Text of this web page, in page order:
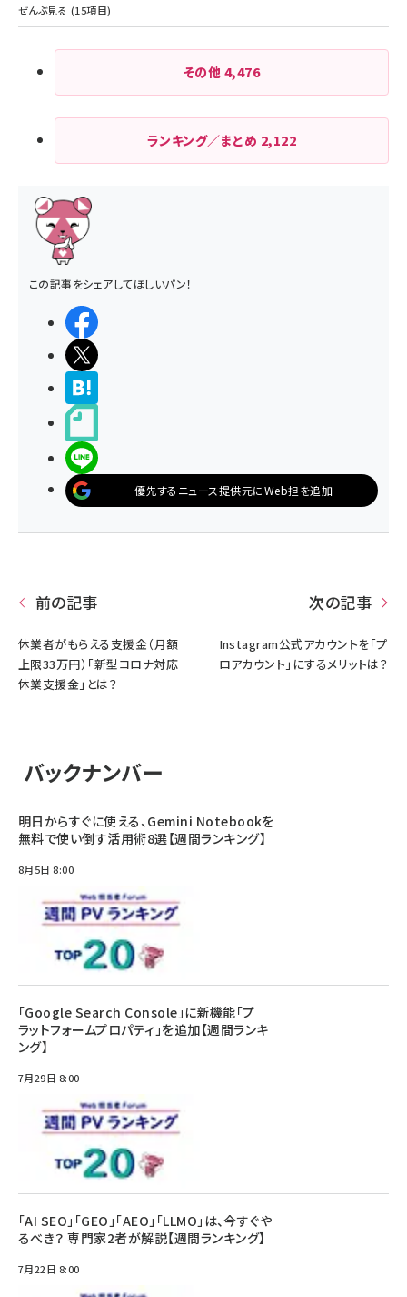
その他 4,476
ランキング／まとめ 2,122
この記事をシェアしてほしいパン！
優先するニュース提供元にWeb担を追加
前の記事
休業者がもらえる支援金（月額
上限33万円）「新型コロナ対応
休業支援金」とは？
次の記事
Instagram公式アカウントを「プ
ロアカウント」にするメリットは？
バックナンバー
明日からすぐに使える、Gemini Notebookを
無料で使い倒す活用術8選【週間ランキング】
8月5日 8:00
「Google Search Console」に新機能「プ
ラットフォームプロパティ」を追加【週間ランキ
ング】
7月29日 8:00
「AI SEO」「GEO」「AEO」「LLMO」は、今すぐや
るべき？ 専門家2者が解説【週間ランキング】
7月22日 8:00